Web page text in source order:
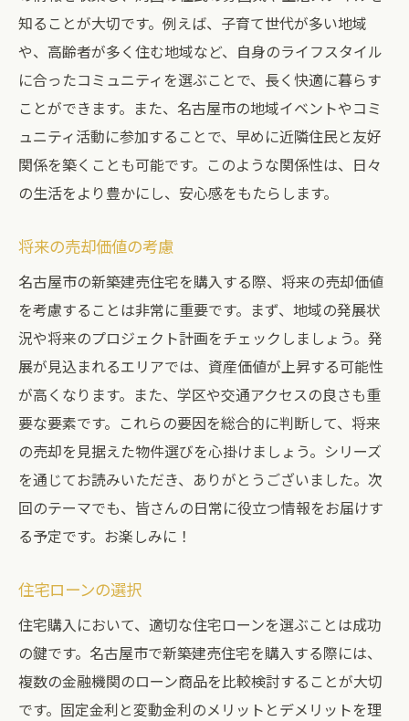
知ることが大切です。例えば、子育て世代が多い地域
や、高齢者が多く住む地域など、自身のライフスタイル
に合ったコミュニティを選ぶことで、長く快適に暮らす
ことができます。また、名古屋市の地域イベントやコミ
ュニティ活動に参加することで、早めに近隣住民と友好
関係を築くことも可能です。このような関係性は、日々
の生活をより豊かにし、安心感をもたらします。
将来の売却価値の考慮
名古屋市の新築建売住宅を購入する際、将来の売却価値
を考慮することは非常に重要です。まず、地域の発展状
況や将来のプロジェクト計画をチェックしましょう。発
展が見込まれるエリアでは、資産価値が上昇する可能性
が高くなります。また、学区や交通アクセスの良さも重
要な要素です。これらの要因を総合的に判断して、将来
の売却を見据えた物件選びを心掛けましょう。シリーズ
を通じてお読みいただき、ありがとうございました。次
回のテーマでも、皆さんの日常に役立つ情報をお届けす
る予定です。お楽しみに！
住宅ローンの選択
住宅購入において、適切な住宅ローンを選ぶことは成功
の鍵です。名古屋市で新築建売住宅を購入する際には、
複数の金融機関のローン商品を比較検討することが大切
です。固定金利と変動金利のメリットとデメリットを理